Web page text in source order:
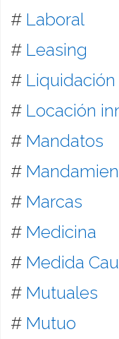
# Laboral
# Leasing
# Liquidación
# Locación
# Mandatos
#
# Marcas
# Medicina
# Medida
# Mutuales
# Mutuo